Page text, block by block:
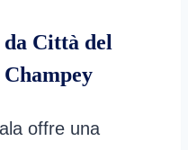
da Città del
offre una